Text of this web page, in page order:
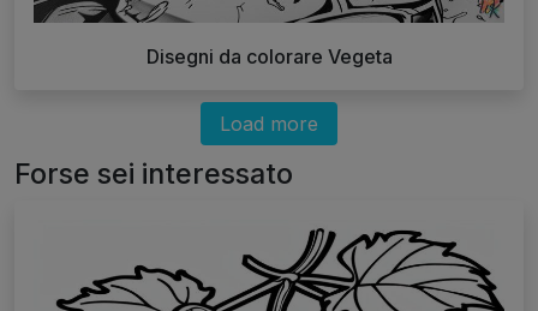
Disegni da colorare Vegeta
Load more
Forse sei interessato